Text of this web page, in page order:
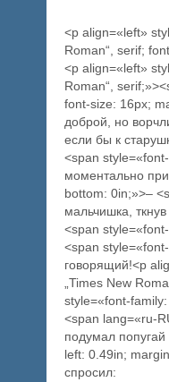
<p align=«left»
Roman“, serif;
<p align=«left»
Roman“,
font-size: 16px;
доброй, но
если бы к
<span
моментально
bottom: 0in;»>–
мальчишка,
<span
<span
говорящий!<p
„Times New
style=«font-
<span lang=«ru-
подумал
left: 0.49in;
спросил: